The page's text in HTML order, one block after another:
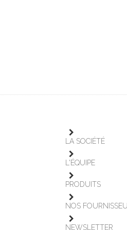
LA SOCIÉTÉ
L'ÉQUIPE
PRODUITS
NOS
NEWSLETTER